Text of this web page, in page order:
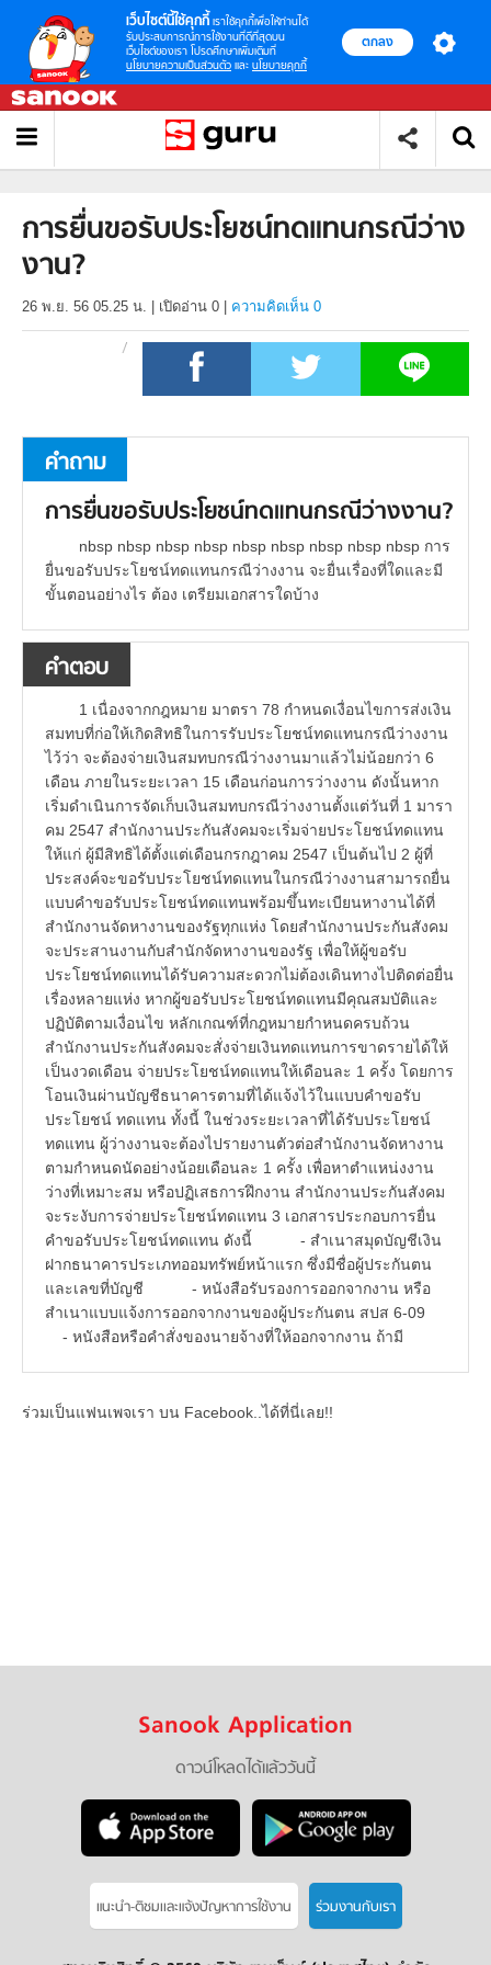
เว็บไซต์นี้ใช้คุกกี้ เราใช้คุกกี้เพื่อให้ท่านได้
รับประสบการณ์การใช้งานที่ดีที่สุดบน
เว็บไซต์ของเรา โปรดศึกษาเพิ่มเติมที่
นโยบายความเป็นส่วนตัว และ นโยบายคุกกี้
ตกลง
การยื่นขอรับประโยชน์ทดแทนกรณีว่าง
งาน?
26 พ.ย. 56 05.25 น. เปิดอ่าน 0 ความคิดเห็น 0
คำถาม
การยื่นขอรับประโยชน์ทดแทนกรณีว่างงาน?
nbsp nbsp nbsp nbsp nbsp nbsp nbsp nbsp nbsp การ
ยื่นขอรับประโยชน์ทดแทนกรณีว่างงาน จะยื่นเรื่องที่ใดและมี
ขั้นตอนอย่างไร ต้อง เตรียมเอกสารใดบ้าง
คำตอบ
1 เนื่องจากกฎหมาย มาตรา 78 กำหนดเงื่อนไขการส่งเงิน
สมทบที่ก่อให้เกิดสิทธิในการรับประโยชน์ทดแทนกรณีว่างงาน
ไว้ว่า จะต้องจ่ายเงินสมทบกรณีว่างงานมาแล้วไม่น้อยกว่า 6
เดือน ภายในระยะเวลา 15 เดือนก่อนการว่างงาน ดังนั้นหาก
เริ่มดำเนินการจัดเก็บเงินสมทบกรณีว่างงานตั้งแต่วันที่ 1 มารา
คม 2547 สำนักงานประกันสังคมจะเริ่มจ่ายประโยชน์ทดแทน
ให้แก่ ผู้มีสิทธิได้ตั้งแต่เดือนกรกฎาคม 2547 เป็นต้นไป 2 ผู้ที่
ประสงค์จะขอรับประโยชน์ทดแทนในกรณีว่างงานสามารถยื่น
แบบคำขอรับประโยชน์ทดแทนพร้อมขึ้นทะเบียนหางานได้ที่
สำนักงานจัดหางานของรัฐทุกแห่ง โดยสำนักงานประกันสังคม
จะประสานงานกับสำนักจัดหางานของรัฐ เพื่อให้ผู้ขอรับ
ประโยชน์ทดแทนได้รับความสะดวกไม่ต้องเดินทางไปติดต่อยื่น
เรื่องหลายแห่ง หากผู้ขอรับประโยชน์ทดแทนมีคุณสมบัติและ
ปฏิบัติตามเงื่อนไข หลักเกณฑ์ที่กฎหมายกำหนดครบถ้วน
สำนักงานประกันสังคมจะสั่งจ่ายเงินทดแทนการขาดรายได้ให้
เป็นงวดเดือน จ่ายประโยชน์ทดแทนให้เดือนละ 1 ครั้ง โดยการ
โอนเงินผ่านบัญชีธนาคารตามที่ได้แจ้งไว้ในแบบคำขอรับ
ประโยชน์ ทดแทน ทั้งนี้ ในช่วงระยะเวลาที่ได้รับประโยชน์
ทดแทน ผู้ว่างงานจะต้องไปรายงานตัวต่อสำนักงานจัดหางาน
ตามกำหนดนัดอย่างน้อยเดือนละ 1 ครั้ง เพื่อหาตำแหน่งงาน
ว่างที่เหมาะสม หรือปฏิเสธการฝึกงาน สำนักงานประกันสังคม
จะระงับการจ่ายประโยชน์ทดแทน 3 เอกสารประกอบการยื่น
คำขอรับประโยชน์ทดแทน ดังนี้ - สำเนาสมุดบัญชีเงิน
ฝากธนาคารประเภทออมทรัพย์หน้าแรก ซึ่งมีชื่อผู้ประกันตน
และเลขที่บัญชี - หนังสือรับรองการออกจากงาน หรือ
สำเนาแบบแจ้งการออกจากงานของผู้ประกันตน สปส 6-09
- หนังสือหรือคำสั่งของนายจ้างที่ให้ออกจากงาน ถ้ามี
ร่วมเป็นแฟนเพจเรา บน Facebook..ได้ที่นี่เลย!!
Sanook Application
ดาวน์โหลดได้แล้ววันนี้
แนะนำ-ติชมเเละแจ้งปัญหาการใช้งาน ร่วมงานกับเรา